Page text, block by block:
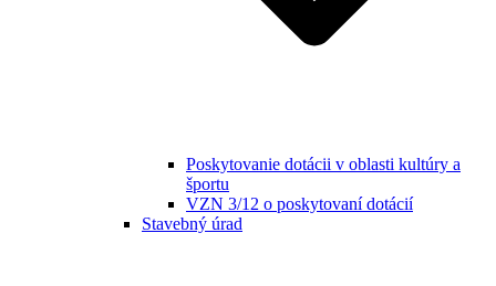
Poskytovanie dotácii v oblasti kultúry a
športu
VZN 3/12 o poskytovaní dotácií
Stavebný úrad